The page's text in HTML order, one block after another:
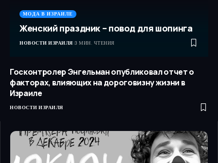
МОДА В ИЗРАИЛЕ
Женский праздник – повод для шопинга
НОВОСТИ ИЗРАИЛЯ 3 МИН. ЧТЕНИЯ
Госконтролер Энгельман опубликовал отчет о
факторах, влияющих на дороговизну жизни в
Израиле
НОВОСТИ ИЗРАИЛЯ